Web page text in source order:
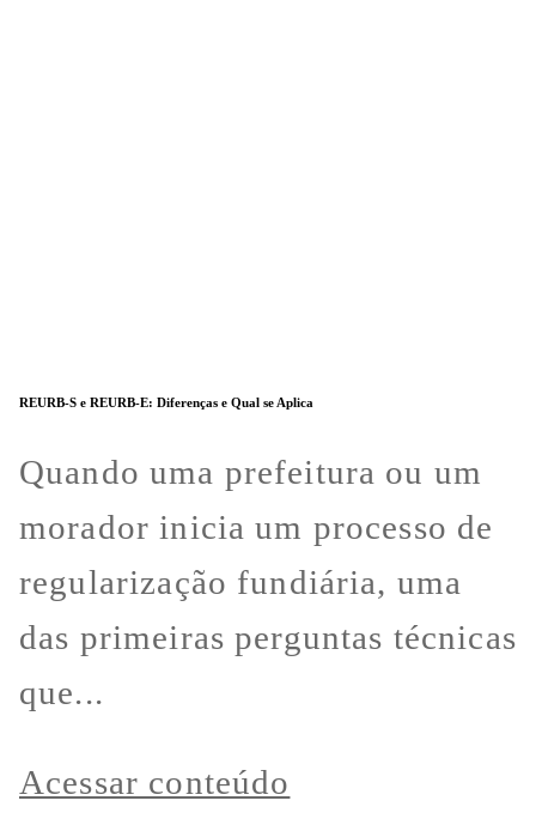
REURB-S e REURB-E: Diferenças e Qual se Aplica
Quando uma prefeitura ou um
morador inicia um processo de
regularização fundiária, uma
das primeiras perguntas técnicas
que...
Acessar conteúdo